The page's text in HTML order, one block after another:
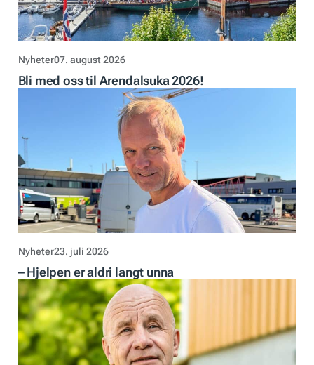
Nyheter07. august 2026
Bli med oss til Arendalsuka 2026!
Nyheter23. juli 2026
– Hjelpen er aldri langt unna